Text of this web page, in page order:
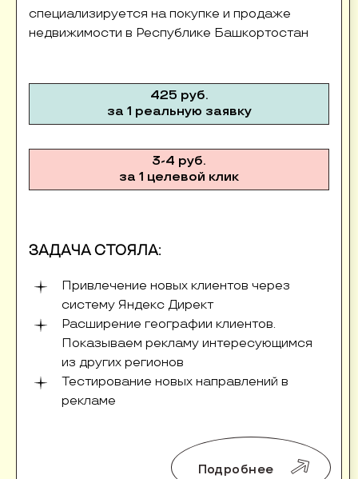
специализируется на покупке и продаже
недвижимости в Республике Башкортостан
425 руб.
за 1 реальную заявку
3-4 руб.
за 1 целевой клик
ЗАДАЧА СТОЯЛА:
Привлечение новых клиентов через
систему Яндекс Директ
Расширение географии клиентов.
Показываем рекламу интересующимся
из других регионов
Тестирование новых направлений в
рекламе
Подробнее